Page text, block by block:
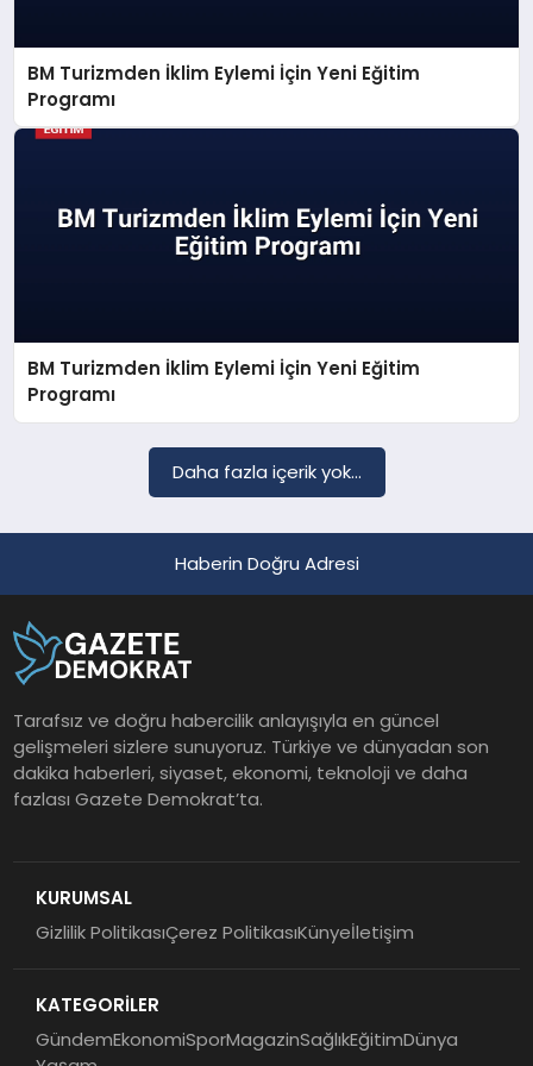
SAĞLIK
YAŞAM
BM Turizmden İklim Eylemi İçin Yeni Eğitim
Programı
BM Turizmden İklim Eylemi İçin Yeni Eğitim
Programı
Daha fazla içerik yok...
Haberin Doğru Adresi
Tarafsız ve doğru habercilik anlayışıyla en güncel
gelişmeleri sizlere sunuyoruz. Türkiye ve dünyadan son
dakika haberleri, siyaset, ekonomi, teknoloji ve daha
fazlası Gazete Demokrat’ta.
KURUMSAL
Gizlilik PolitikasıÇerez PolitikasıKünyeİletişim
KATEGORİLER
GündemEkonomiSporMagazinSağlıkEğitimDünya